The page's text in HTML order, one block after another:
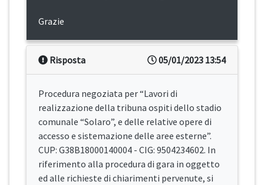
Grazie
05/01/2023 13:54
Risposta
Procedura negoziata per “Lavori di
realizzazione della tribuna ospiti dello stadio
comunale “Solaro”, e delle relative opere di
accesso e sistemazione delle aree esterne”.
CUP: G38B18000140004 - CIG: 9504234602. In
riferimento alla procedura di gara in oggetto
ed alle richieste di chiarimenti pervenute, si